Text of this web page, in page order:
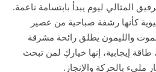
المثالي ليوم يبدأ بابتسامة ناعمة.
كأنها رشفة صباحية من عصير
والليمون يطلق رائحة مشرقة
إيجابية، إنها خياركِ لمن تبحث
مليء بالحركة والإنجاز.